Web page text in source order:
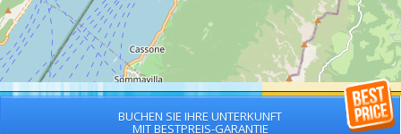
BUCHEN SIE IHRE UNTERKUNFT
MIT BESTPREIS-GARANTIE